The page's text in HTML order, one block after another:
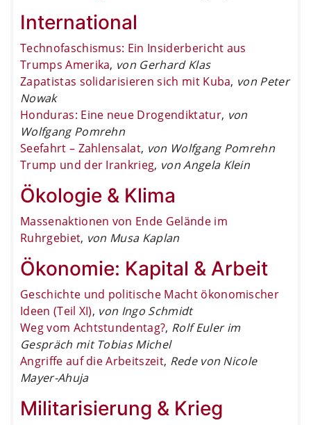
International
Technofaschismus: Ein Insiderbericht aus
Trumps Amerika, von Gerhard Klas
Zapatistas solidarisieren sich mit Kuba, von Peter
Nowak
Honduras: Eine neue Drogendiktatur, von
Wolfgang Pomrehn
Seefahrt – Zahlensalat, von Wolfgang Pomrehn
Trump und der Irankrieg, von Angela Klein
Ökologie & Klima
Massenaktionen von Ende Gelände im
Ruhrgebiet, von Musa Kaplan
Ökonomie: Kapital & Arbeit
Geschichte und politische Macht ökonomischer
Ideen (Teil XI), von Ingo Schmidt
Weg vom Achtstundentag?, Rolf Euler im
Gespräch mit Tobias Michel
Angriffe auf die Arbeitszeit, Rede von Nicole
Mayer-Ahuja
Militarisierung & Krieg